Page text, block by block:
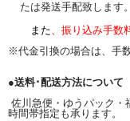
たは発送手配致します。
また、振り込み手数
※代金引換の場合は、手
●送料･配送方法について
佐川急便・ゆうパック・
時間帯指定も承ります。